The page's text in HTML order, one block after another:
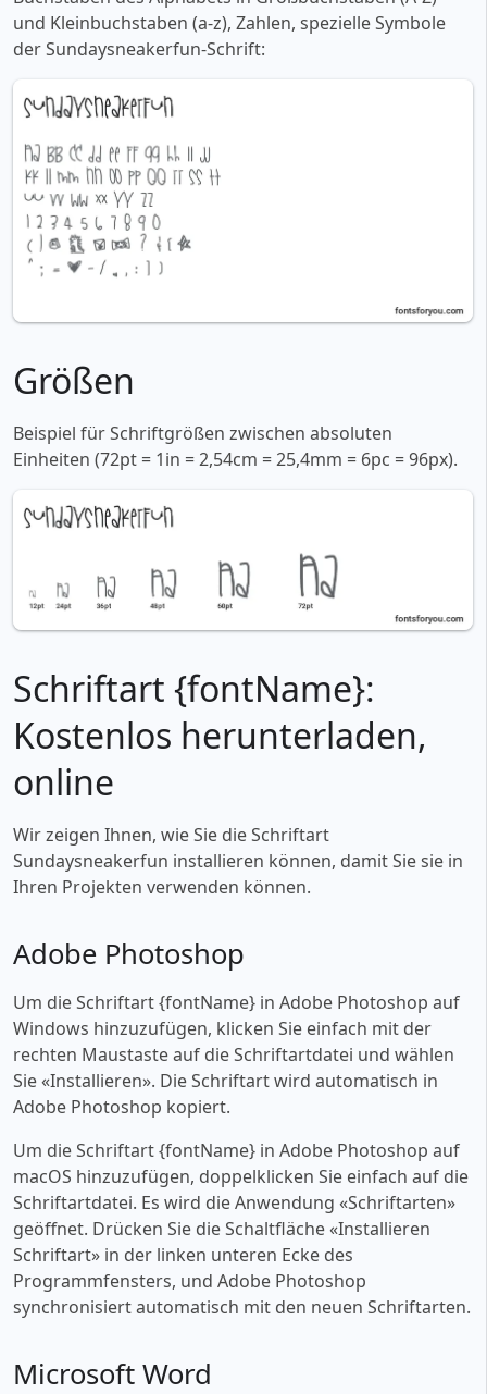
und Kleinbuchstaben (a-z), Zahlen, spezielle Symbole
der Sundaysneakerfun-Schrift:
Größen
Beispiel für Schriftgrößen zwischen absoluten
Einheiten (72pt = 1in = 2,54cm = 25,4mm = 6pc = 96px).
Schriftart {fontName}:
Kostenlos herunterladen,
online
Wir zeigen Ihnen, wie Sie die Schriftart
Sundaysneakerfun installieren können, damit Sie sie in
Ihren Projekten verwenden können.
Adobe Photoshop
Um die Schriftart {fontName} in Adobe Photoshop auf
Windows hinzuzufügen, klicken Sie einfach mit der
rechten Maustaste auf die Schriftartdatei und wählen
Sie «‎Installieren». Die Schriftart wird automatisch in
Adobe Photoshop kopiert.
Um die Schriftart {fontName} in Adobe Photoshop auf
macOS hinzuzufügen, doppelklicken Sie einfach auf die
Schriftartdatei. Es wird die Anwendung «‎Schriftarten»
geöffnet. Drücken Sie die Schaltfläche «‎Installieren
Schriftart» in der linken unteren Ecke des
Programmfensters, und Adobe Photoshop
synchronisiert automatisch mit den neuen Schriftarten.
Microsoft Word